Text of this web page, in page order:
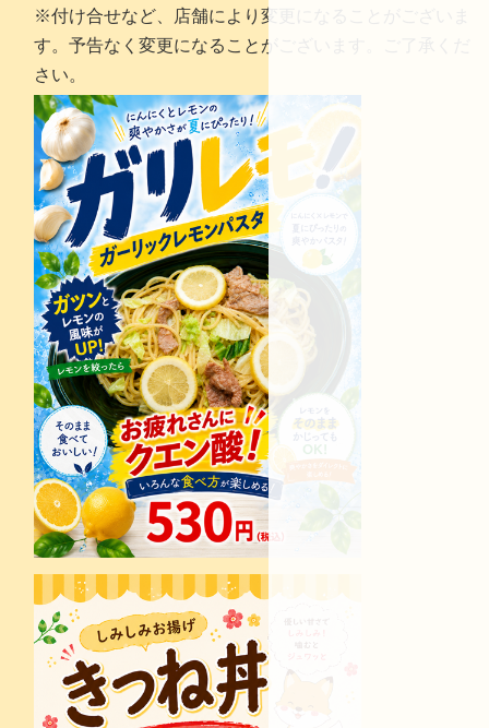
※付け合せなど、店舗により変更になることがございま
す。予告なく変更になることがございます。ご了承くだ
さい。